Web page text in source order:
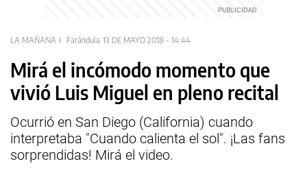
LA MAÑANA Farándula 13 DE MAYO 2018 - 14:44
Mirá el incómodo momento que
vivió Luis Miguel en pleno recital
Ocurrió en San Diego (California) cuando
interpretaba "Cuando calienta el sol". ¡Las fans
sorprendidas! Mirá el video.